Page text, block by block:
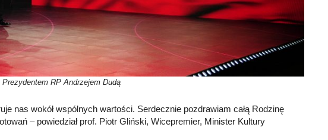
RP Andrzejem Dudą
nas wokół wspólnych wartości. Serdecznie pozdrawiam całą Rodzinę
– powiedział prof. Piotr Gliński, Wicepremier, Minister Kultury